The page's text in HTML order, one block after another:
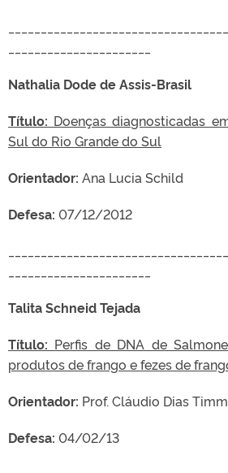
Nathalia Dode de Assis-Brasil
Título: Doenças diagnosticadas
Sul do Rio Grande do Sul
Orientador: Ana Lucia Schild
Defesa: 07/12/2012
Talita Schneid Tejada
Título: Perfis de DNA de
produtos de frango e fezes de
Orientador: Prof. Cláudio Dias Timm
Defesa: 04/02/13